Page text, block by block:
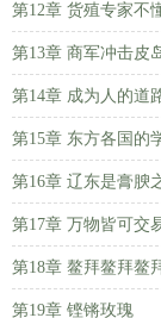
第12章 货殖专家不
第13章 商军冲击皮
第14章 成为人的道
第15章 东方各国的
第16章 辽东是膏腴
第17章 万物皆可交
第18章 鳌拜鳌拜鳌
第19章 铿锵玫瑰